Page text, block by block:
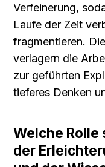
Verfeinerung,
Laufe der Zeit
fragmentieren.
verlagern die
zur geführten
tieferes Denken
Welche Rolle
der